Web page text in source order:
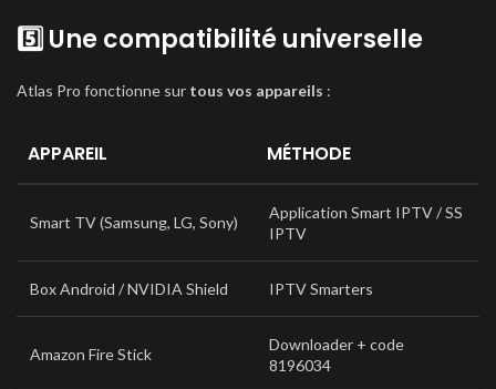
5️⃣ Une compatibilité universelle
Atlas Pro fonctionne sur tous vos appareils :
APPAREIL MÉTHODE
Smart TV (Samsung, LG, Sony)
Application Smart IPTV / SS
IPTV
Box Android / NVIDIA Shield IPTV Smarters
Amazon Fire Stick
Downloader + code
8196034